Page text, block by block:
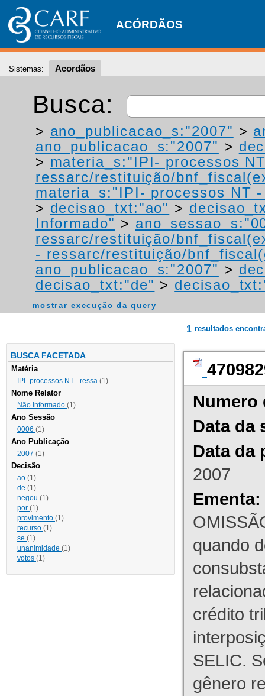
ACÓRDÃOS
Sistemas: Acordãos
Busca:
> ano_publicacao_s:"2007" >
ano_publicacao_s:"2007" >
> materia_s:"IPI- processos
ressarc/restituição/
materia_s:"IPI- processos NT
> decisao_txt:"ao" >
Informado" >
ressarc/restituição/
- ressarc/restituição/
ano_publicacao_s:"2007" >
decisao_txt:"de" >
mostrar execução da query
BUSCA FACETADA
Matéria
IPI- processos NT - ressa (1)
Nome Relator
Não Informado (1)
Ano Sessão
0006 (1)
Ano Publicação
2007 (1)
Decisão
ao (1)
de (1)
negou (1)
por (1)
provimento (1)
recurso (1)
se (1)
unanimidade (1)
votos (1)
1 resultados
Numero
Data da
Data da
2007
Ementa:
quando
crédito
SELIC.
gênero